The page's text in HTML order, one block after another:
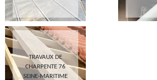
TRAVAUX DE
CHARPENTE 76
SEINE-MARITIME